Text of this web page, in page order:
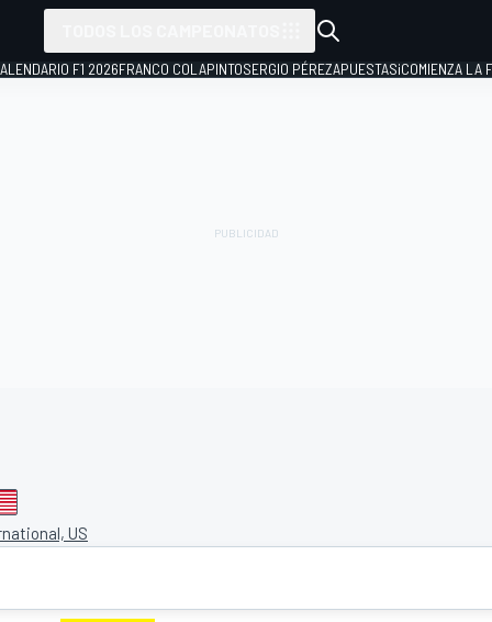
F1 2026FRANCO COLAPINTOSERGIO PÉREZAPUESTAS¡COMIENZA LA
US